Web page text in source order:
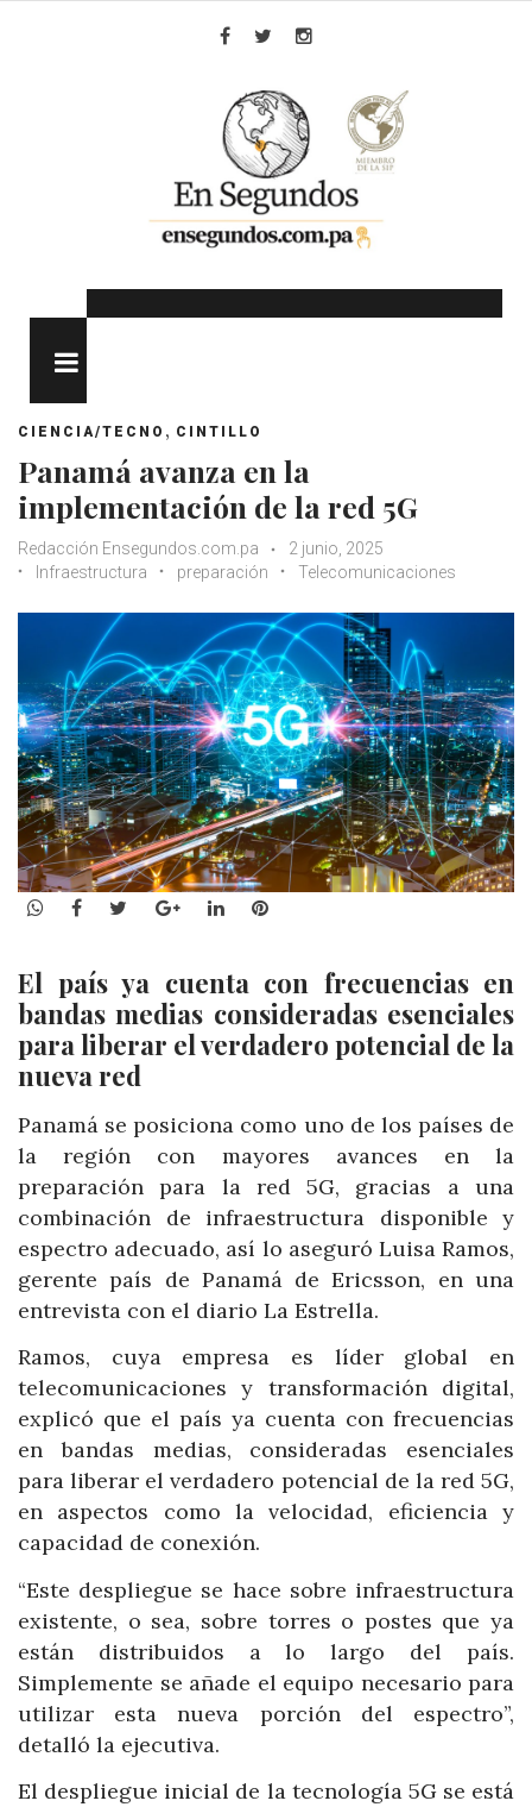
CIENCIA/TECNO , CINTILLO
Panamá avanza en la
implementación de la red 5G
Redacción Ensegundos.com.pa
2 junio, 2025
Infraestructura
preparación Telecomunicaciones
WhatsApp
Facebook
TwitterGoogle+LinkedInPinterest
El país ya cuenta con frecuencias en
bandas medias consideradas esenciales
para liberar el verdadero potencial de la
nueva red
Panamá se posiciona como uno de los países de
la región con mayores avances en la
preparación para la red 5G, gracias a una
combinación de infraestructura disponible y
espectro adecuado, así lo aseguró Luisa Ramos,
gerente país de Panamá de Ericsson, en una
entrevista con el diario La Estrella.
Ramos, cuya empresa es líder global en
telecomunicaciones y transformación digital,
explicó que el país ya cuenta con frecuencias
en bandas medias, consideradas esenciales
para liberar el verdadero potencial de la red 5G,
en aspectos como la velocidad, eficiencia y
capacidad de conexión.
“Este despliegue se hace sobre infraestructura
existente, o sea, sobre torres o postes que ya
están distribuidos a lo largo del país.
Simplemente se añade el equipo necesario para
utilizar esta nueva porción del espectro”,
detalló la ejecutiva.
El despliegue inicial de la tecnología 5G se está